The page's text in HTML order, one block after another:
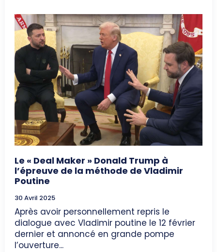
Le « Deal Maker » Donald Trump à
l’épreuve de la méthode de Vladimir
Poutine
30 Avril 2025
Après avoir personnellement repris le
dialogue avec Vladimir poutine le 12 février
dernier et annoncé en grande pompe
l’ouverture...